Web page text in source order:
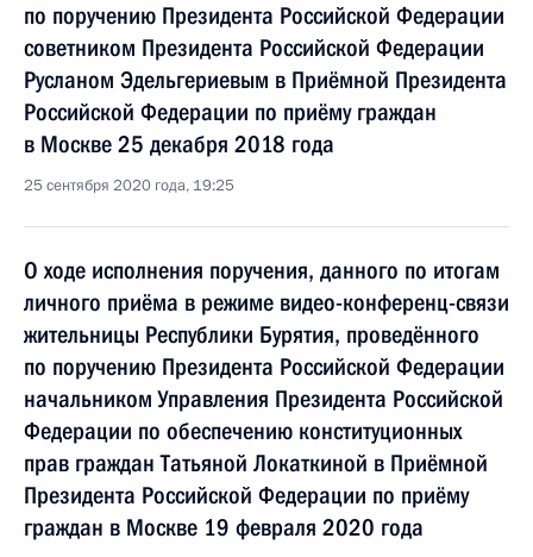
по поручению Президента Российской Федерации
советником Президента Российской Федерации
Русланом Эдельгериевым в Приёмной Президента
Российской Федерации по приёму граждан
в Москве 25 декабря 2018 года
25 сентября 2020 года, 19:25
О ходе исполнения поручения, данного по итогам
личного приёма в режиме видео-конференц-связи
жительницы Республики Бурятия, проведённого
по поручению Президента Российской Федерации
начальником Управления Президента Российской
Федерации по обеспечению конституционных
прав граждан Татьяной Локаткиной в Приёмной
Президента Российской Федерации по приёму
граждан в Москве 19 февраля 2020 года